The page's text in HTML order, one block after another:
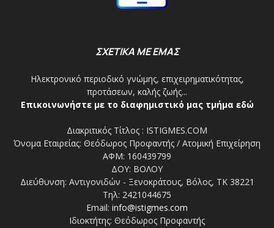
ΣΧΕΤΙΚΑ ΜΕ ΕΜΑΣ
Ηλεκτρονικό περιοδικό γνώμης, επιχειρηματικότητας,
προτάσεων, καλής ζωής...
Επικοινωνήστε με το διαφημιστικό μας τμήμα εδώ
Διακριτικός Τίτλος : ISTIGMES.COM
Όνομα Εταιρείας: Θεόδωρος Προφαντής / Ατομική Επιχείρηση
ΑΦΜ: 160439799
ΔΟΥ: ΒΟΛΟΥ
Διεύθυνση: Αντιγονιδών - Ξενοκράτους, Βόλος, ΤΚ 38221
Τηλ: 2421044675
Email: info@istigmes.com
Ιδιοκτήτης: Θεόδωρος Προφαντής